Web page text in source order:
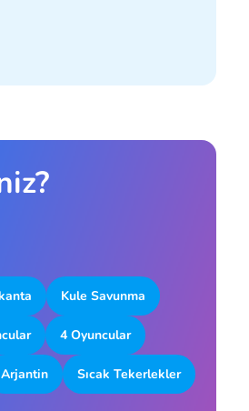
Kule Savunma
4 Oyuncular
Arjantin Sıcak Tekerlekler